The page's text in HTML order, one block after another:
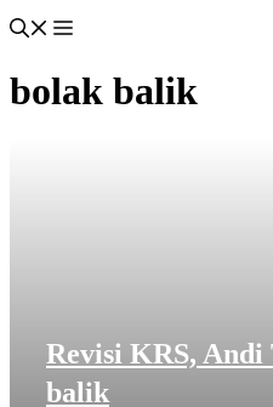
bolak balik
Revisi KRS, Andi
balik